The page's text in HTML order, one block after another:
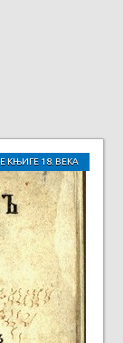
КЊИГЕ 18. ВЕКА